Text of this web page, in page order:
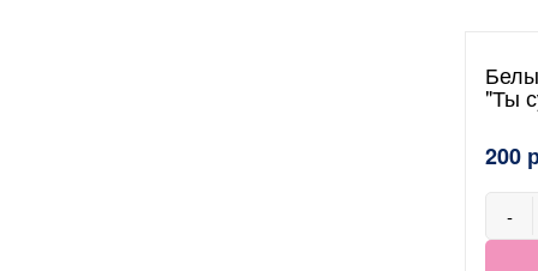
"Ты
200
-